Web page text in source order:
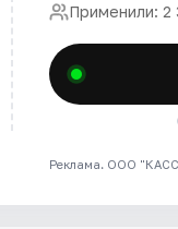
Применили: 2
Реклама. ООО